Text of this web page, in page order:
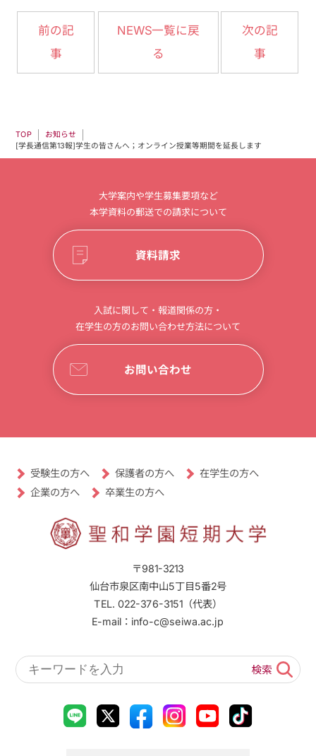
前の記
事
NEWS一覧に戻
る
次の記
事
TOP お知らせ
[学長通信第13報]学生の皆さんへ；オンライン授業等期間を延長します
大学案内や学生募集要項など
本学資料の郵送での請求について
資料請求
入試に関して・報道関係の方・
在学生の方のお問い合わせ方法について
お問い合わせ
〒981-3213
仙台市泉区南中山5丁目5番2号
TEL. 022-376-3151（代表）
E-mail：info-c@seiwa.ac.jp
受験生の方へ 保護者の方へ 在学生の方へ
企業の方へ 卒業生の方へ